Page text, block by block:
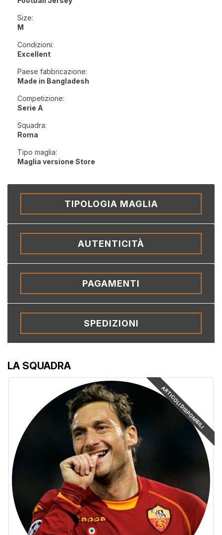
LA SQUADRA
ARTICOLI DISPONIBILI
Size:
M
Condizioni:
Excellent
Paese fabbricazione:
Made in Bangladesh
Competizione:
Serie A
Squadra:
Roma
Tipo maglia:
Maglia versione Store
TIPOLOGIA MAGLIA
AUTENTICITÀ
PAGAMENTI
SPEDIZIONI